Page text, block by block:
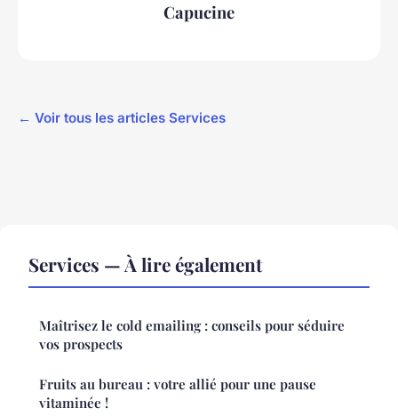
Capucine
← Voir tous les articles Services
Services — À lire également
Maîtrisez le cold emailing : conseils pour séduire
vos prospects
Fruits au bureau : votre allié pour une pause
vitaminée !